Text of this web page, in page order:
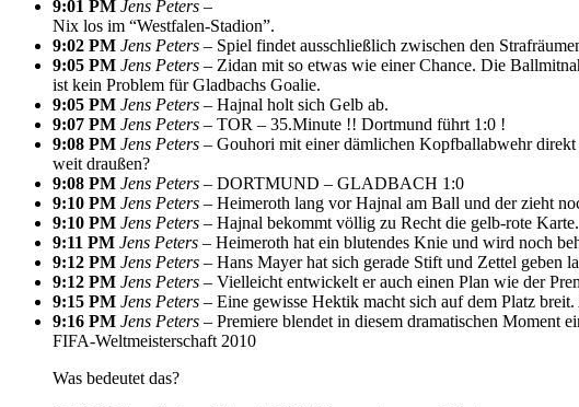
9:01 PM Jens Peters –
Nix los im “Westfalen-Stadion”.
9:02 PM Jens Peters – Spiel findet ausschließlich zwischen den
9:05 PM Jens Peters – Zidan mit so etwas wie einer Chance. Die
ist kein Problem für Gladbachs Goalie.
9:05 PM Jens Peters – Hajnal holt sich Gelb ab.
9:07 PM Jens Peters – TOR – 35.Minute !! Dortmund führt 1:0 !
9:08 PM Jens Peters – Gouhori mit einer dämlichen Kopfballabwehr
weit draußen?
9:08 PM Jens Peters – DORTMUND – GLADBACH 1:0
9:10 PM Jens Peters – Heimeroth lang vor Hajnal am Ball und der zieht
9:10 PM Jens Peters – Hajnal bekommt völlig zu Recht die gelb-rote Karte.
9:11 PM Jens Peters – Heimeroth hat ein blutendes Knie und wird noch
9:12 PM Jens Peters – Hans Mayer hat sich gerade Stift und Zettel geben
9:12 PM Jens Peters – Vielleicht entwickelt er auch einen Plan wie der
9:15 PM Jens Peters – Eine gewisse Hektik macht sich auf dem Platz
9:16 PM Jens Peters – Premiere blendet in diesem dramatischen Moment
FIFA-Weltmeisterschaft 2010
Was bedeutet das?